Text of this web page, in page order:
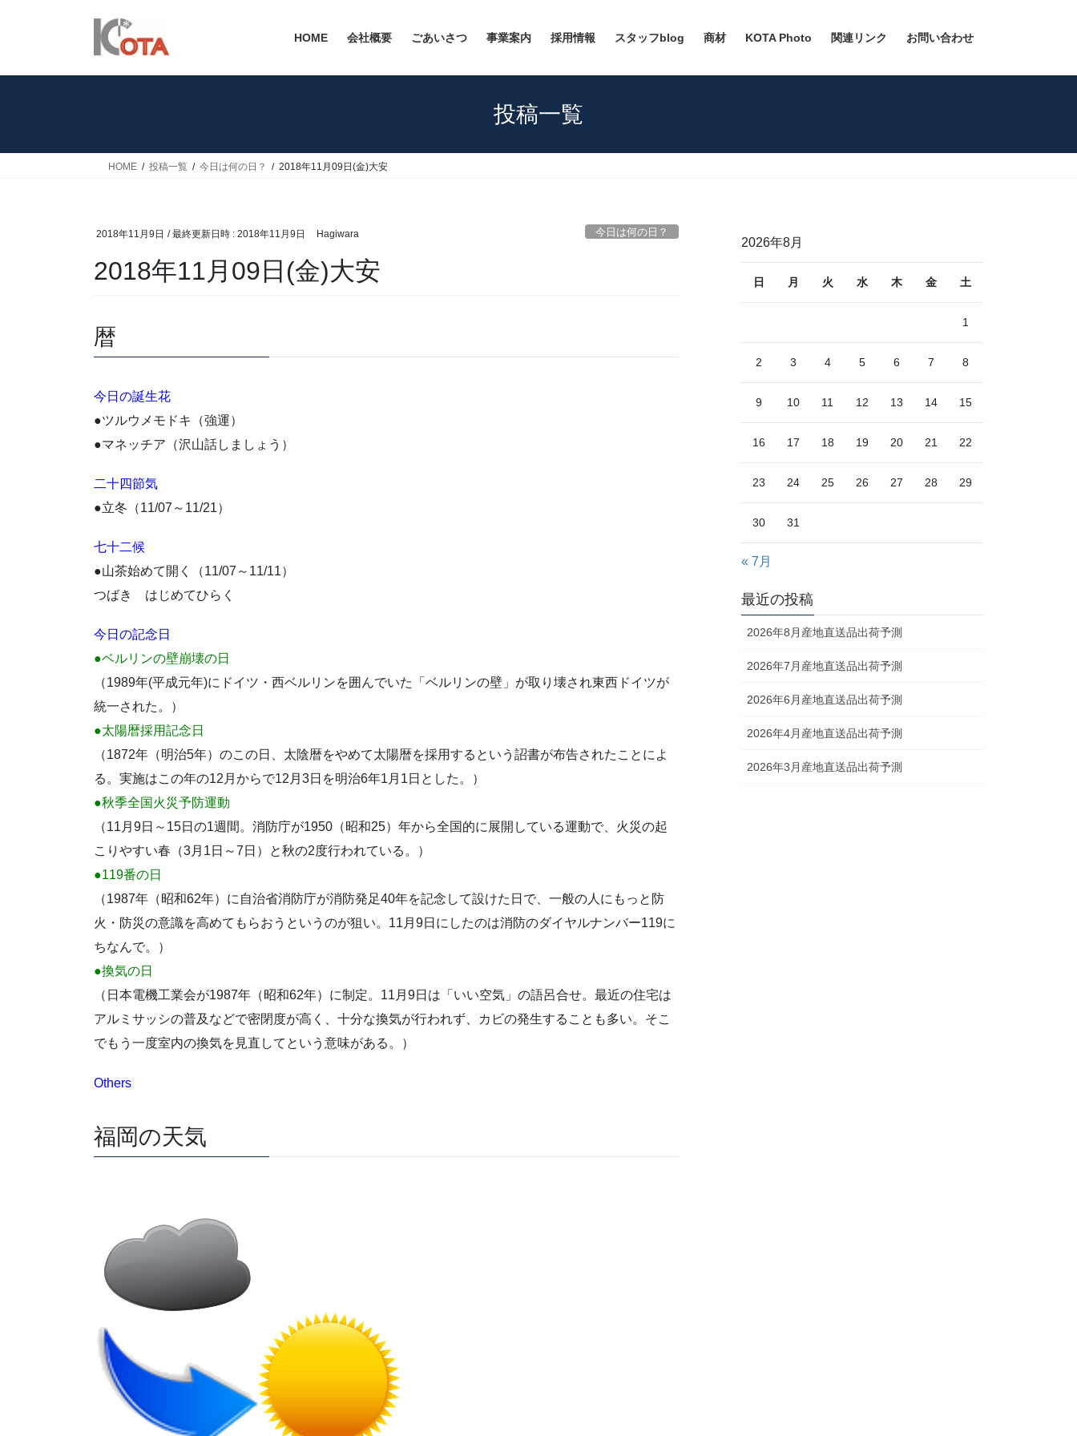
HOME 会社概要 ごあいさつ 事業案内 採用情報 スタッフblog 商材 KOTA Photo 関連リンク お問い合わせ
投稿一覧
HOME 投稿一覧 今日は何の日？ 2018年11月09日(金)大安
2018年11月9日 / 最終更新日時 : 2018年11月9日 Hagiwara 今日は何の日？
2018年11月09日(金)大安
暦
今日の誕生花
●ツルウメモドキ（強運）
●マネッチア（沢山話しましょう）
二十四節気
●立冬（11/07～11/21）
七十二候
●山茶始めて開く（11/07～11/11）
つばき はじめてひらく
今日の記念日
●ベルリンの壁崩壊の日
（1989年(平成元年)にドイツ・西ベルリンを囲んでいた「ベルリンの壁」が取り壊され東西ドイツが
統一された。）
●太陽暦採用記念日
（1872年（明治5年）のこの日、太陰暦をやめて太陽暦を採用するという詔書が布告されたことによ
る。実施はこの年の12月からで12月3日を明治6年1月1日とした。）
●秋季全国火災予防運動
（11月9日～15日の1週間。消防庁が1950（昭和25）年から全国的に展開している運動で、火災の起
こりやすい春（3月1日～7日）と秋の2度行われている。）
●119番の日
（1987年（昭和62年）に自治省消防庁が消防発足40年を記念して設けた日で、一般の人にもっと防
火・防災の意識を高めてもらおうというのが狙い。11月9日にしたのは消防のダイヤルナンバー119に
ちなんで。）
●換気の日
（日本電機工業会が1987年（昭和62年）に制定。11月9日は「いい空気」の語呂合せ。最近の住宅は
アルミサッシの普及などで密閉度が高く、十分な換気が行われず、カビの発生することも多い。そこ
でもう一度室内の換気を見直してという意味がある。）
Others
福岡の天気
2026年8月
日 月 火 水 木 金 土
1
2 3 4 5 6 7 8
9 10 11 12 13 14 15
16 17 18 19 20 21 22
23 24 25 26 27 28 29
30 31
« 7月
最近の投稿
2026年8月産地直送品出荷予測
2026年7月産地直送品出荷予測
2026年6月産地直送品出荷予測
2026年4月産地直送品出荷予測
2026年3月産地直送品出荷予測